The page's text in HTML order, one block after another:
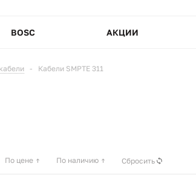
BOSC АКЦИИ
- Кабели SMPTE 311
По цене По наличию Сбросить